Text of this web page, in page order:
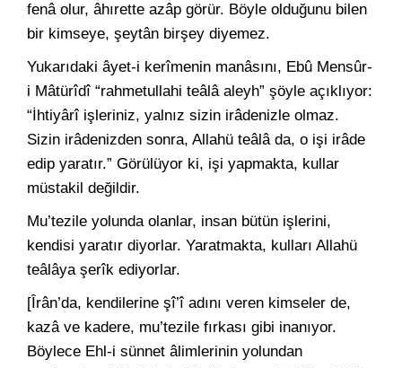
fenâ olur, âhırette azâp görür. Böyle olduğunu bilen
bir kimseye, şeytân birşey diyemez.
Yukarıdaki âyet-i kerîmenin manâsını, Ebû Mensûr-
i Mâtürîdî “rahmetullahi teâlâ aleyh” şöyle açıklıyor:
“İhtiyârî işleriniz, yalnız sizin irâdenizle olmaz.
Sizin irâdenizden sonra, Allahü teâlâ da, o işi irâde
edip yaratır.” Görülüyor ki, işi yapmakta, kullar
müstakil değildir.
Mu’tezile yolunda olanlar, insan bütün işlerini,
kendisi yaratır diyorlar. Yaratmakta, kulları Allahü
teâlâya şerîk ediyorlar.
[Îrân’da, kendilerine şî’î adını veren kimseler de,
kazâ ve kadere, mu’tezile fırkası gibi inanıyor.
Böylece Ehl-i sünnet âlimlerinin yolundan